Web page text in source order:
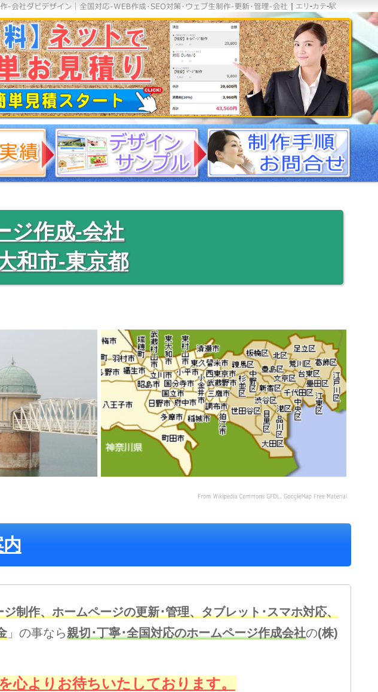
エリ -カテ-駅
ジ作成-会社
和市-東京都
ジ制作、ホームページの更新･管理、タブレット･スマホ対応、
」の事なら親切･丁寧･全国対応のホームページ作成会社の(株)
心よりお待ちいたしております。